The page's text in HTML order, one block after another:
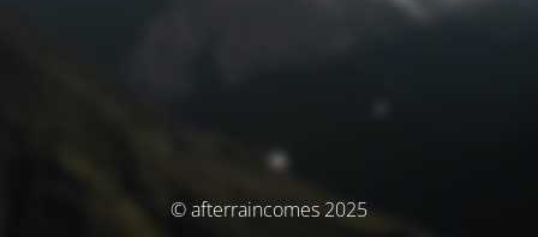
© afterraincomes 2025